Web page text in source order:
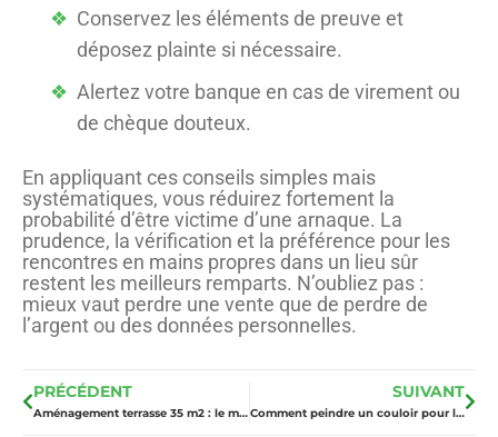
Conservez les éléments de preuve et
déposez plainte si nécessaire.
Alertez votre banque en cas de virement ou
de chèque douteux.
En appliquant ces conseils simples mais
systématiques, vous réduirez fortement la
probabilité d’être victime d’une arnaque. La
prudence, la vérification et la préférence pour les
rencontres en mains propres dans un lieu sûr
restent les meilleurs remparts. N’oubliez pas :
mieux vaut perdre une vente que de perdre de
l’argent ou des données personnelles.
PRÉCÉDENT
Aménagement terrasse 35 m2 : le meilleur agencement pour recevoir ?
SUIVANT
Comment peindre un couloir pour l’agrandir et l’éclairer ?